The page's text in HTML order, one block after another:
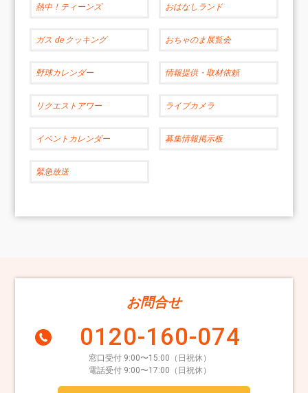
熱中！ティーンズ おはなしランド
ガス de クッキング おちゃのま展覧会
野球カレンダー 情報提供・取材依頼
リクエストアワー ライブカメラ
イベントカレンダー 募集情報掲示板
緊急放送
お問合せ
0120-160-074
窓口受付 9:00〜15:00（日祝休）
電話受付 9:00〜17:00（日祝休）